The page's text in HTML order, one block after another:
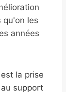
qu'on les
années
la prise
support